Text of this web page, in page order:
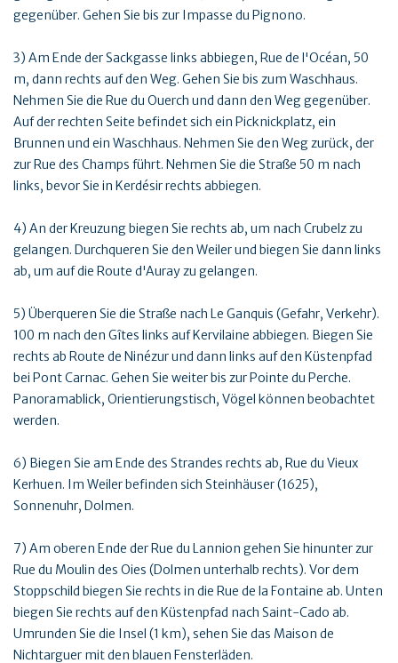
gegenüber. Gehen Sie bis zur Impasse du Pignono.
3) Am Ende der Sackgasse links abbiegen, Rue de l'Océan, 50
m, dann rechts auf den Weg. Gehen Sie bis zum Waschhaus.
Nehmen Sie die Rue du Ouerch und dann den Weg gegenüber.
Auf der rechten Seite befindet sich ein Picknickplatz, ein
Brunnen und ein Waschhaus. Nehmen Sie den Weg zurück, der
zur Rue des Champs führt. Nehmen Sie die Straße 50 m nach
links, bevor Sie in Kerdésir rechts abbiegen.
4) An der Kreuzung biegen Sie rechts ab, um nach Crubelz zu
gelangen. Durchqueren Sie den Weiler und biegen Sie dann links
ab, um auf die Route d'Auray zu gelangen.
5) Überqueren Sie die Straße nach Le Ganquis (Gefahr, Verkehr).
100 m nach den Gîtes links auf Kervilaine abbiegen. Biegen Sie
rechts ab Route de Ninézur und dann links auf den Küstenpfad
bei Pont Carnac. Gehen Sie weiter bis zur Pointe du Perche.
Panoramablick, Orientierungstisch, Vögel können beobachtet
werden.
6) Biegen Sie am Ende des Strandes rechts ab, Rue du Vieux
Kerhuen. Im Weiler befinden sich Steinhäuser (1625),
Sonnenuhr, Dolmen.
7) Am oberen Ende der Rue du Lannion gehen Sie hinunter zur
Rue du Moulin des Oies (Dolmen unterhalb rechts). Vor dem
Stoppschild biegen Sie rechts in die Rue de la Fontaine ab. Unten
biegen Sie rechts auf den Küstenpfad nach Saint-Cado ab.
Umrunden Sie die Insel (1 km), sehen Sie das Maison de
Nichtarguer mit den blauen Fensterläden.